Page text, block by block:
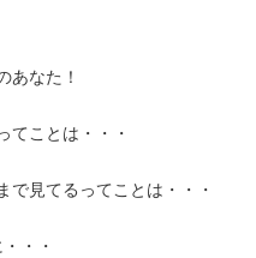
なた！
ことは・・・
で見てるってことは・・・
・・